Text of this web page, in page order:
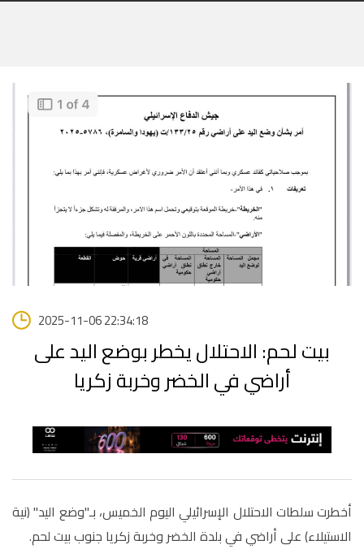
2025-11-06 22:34:18
بيت لحم: الاحتلال يخطر بوضع اليد على
أراضي في الخضر وخربة زكريا
أخطرت سلطات الاحتلال الإسرائيلي اليوم الخميس، بـ"وضع اليد" (نية
الاستيلاء) على أراضي في بلدة الخضر وخربة زكريا جنوب بيت لحم.